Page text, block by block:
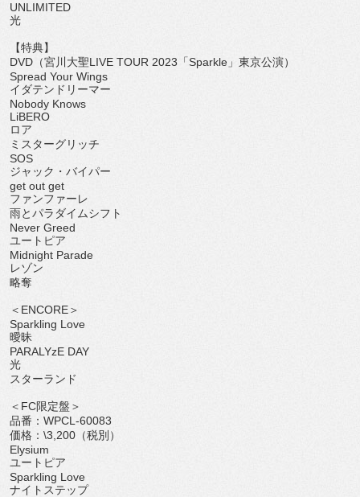
UNLIMITED
光
【特典】
DVD（宮川大聖LIVE TOUR 2023「Sparkle」東京公演）
Spread Your Wings
イダテンドリーマー
Nobody Knows
LiBERO
ロア
ミスターグリッチ
SOS
ジャック・バイパー
get out get
ファンファーレ
雨とパラダイムシフト
Never Greed
ユートピア
Midnight Parade
レゾン
略奪
＜ENCORE＞
Sparkling Love
曖昧
PARALYzE DAY
光
スターランド
＜FC限定盤＞
品番：WPCL-60083
価格：\3,200（税別）
Elysium
ユートピア
Sparkling Love
ナイトステップ